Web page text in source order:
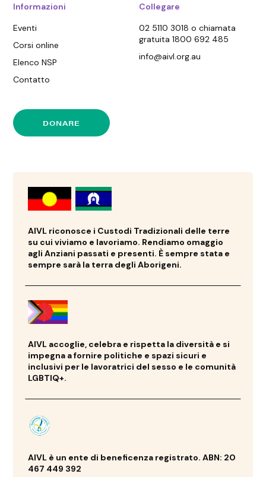
Informazioni
Eventi
Corsi online
Elenco NSP
Contatto
Collegare
02 5110 3018 o chiamata
gratuita 1800 692 485
info@aivl.org.au
DONARE
AIVL riconosce i Custodi Tradizionali delle terre
su cui viviamo e lavoriamo. Rendiamo omaggio
agli Anziani passati e presenti. È sempre stata e
sempre sarà la terra degli Aborigeni.
AIVL accoglie, celebra e rispetta la diversità e si
impegna a fornire politiche e spazi sicuri e
inclusivi per le lavoratrici del sesso e le comunità
LGBTIQ+.
AIVL è un ente di beneficenza registrato. ABN: 20
467 449 392